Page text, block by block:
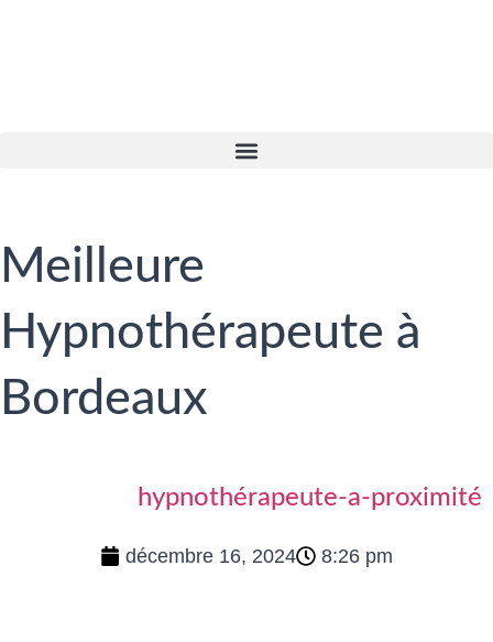
Meilleure
Hypnothérapeute à
Bordeaux
hypnothérapeute-a-proximité
décembre 16, 2024 8:26 pm